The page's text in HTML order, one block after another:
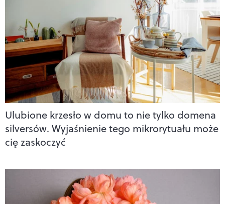
Ulubione krzesło w domu to nie tylko domena
silversów. Wyjaśnienie tego mikrorytuału może
cię zaskoczyć